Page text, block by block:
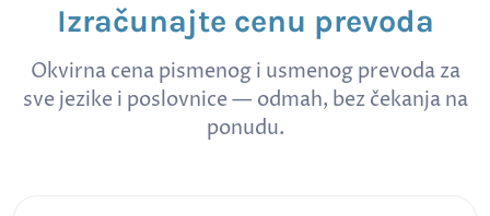
Izračunajte cenu prevoda
Okvirna cena pismenog i usmenog prevoda za
sve jezike i poslovnice — odmah, bez čekanja na
ponudu.